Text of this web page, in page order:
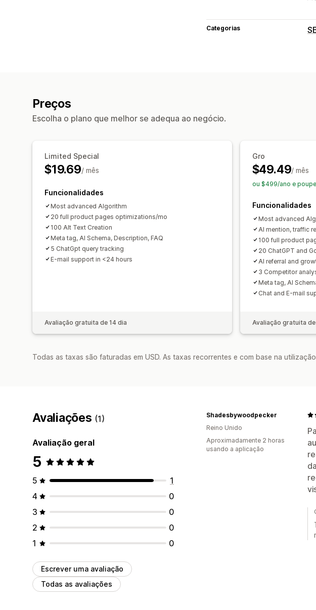
Categorias
Preços
Escolha o plano que melhor se adequa ao negócio.
Limited Special
$19.69/ mês
Funcionalidades
Most advanced Algorithm
20 full product pages optimizations/mo
100 Alt Text Creation
Meta tag, AI Schema, Description, FAQ
5 ChatGpt query tracking
E-mail support in <24 hours
Avaliação gratuita de 14 dia
Gro
$49.49/ mês
ou $499/ano e
Funcionalidades
Most advanced
AI mention, traffic
100 full product
20 ChatGPT and
AI referral and
3 Competitor
Meta tag, AI
Chat and E-mail
Avaliação gratuita de
Todas as taxas são faturadas em USD. As taxas recorrentes e com base na
Avaliações (1)
Avaliação geral
5
5
1
4
0
3
0
2
0
1
0
Escrever uma avaliação
Todas as avaliações
Shadesbywoodpecker
Reino Unido
Aproximadamente 2 horas
usando a aplicação